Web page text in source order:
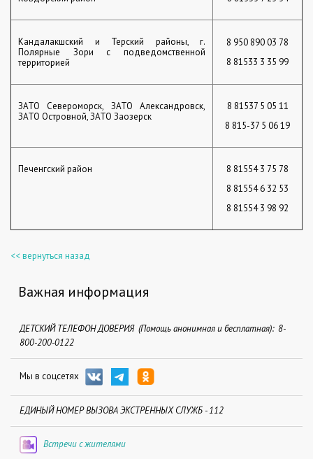
Кандалакшский и Терский районы, г.
Полярные Зори с подведомственной
территорией
8 950 890 03 78
8 81533 3 35 99
ЗАТО Североморск, ЗАТО Александровск,
ЗАТО Островной, ЗАТО Заозерск
8 81537 5 05 11
8 815-37 5 06 19
Печенгский район
8 81554 3 75 78
8 81554 6 32 53
8 81554 3 98 92
<< вернуться назад
Важная информация
ДЕТСКИЙ ТЕЛЕФОН ДОВЕРИЯ (Помощь анонимная и бесплатная): 8-
800-200-0122
Мы в соцсетях
ЕДИНЫЙ НОМЕР ВЫЗОВА ЭКСТРЕННЫХ СЛУЖБ - 112
Встречи с жителями